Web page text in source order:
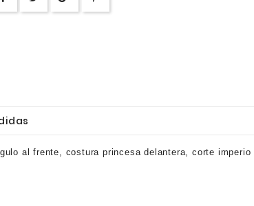
al frente, costura princesa delantera, corte